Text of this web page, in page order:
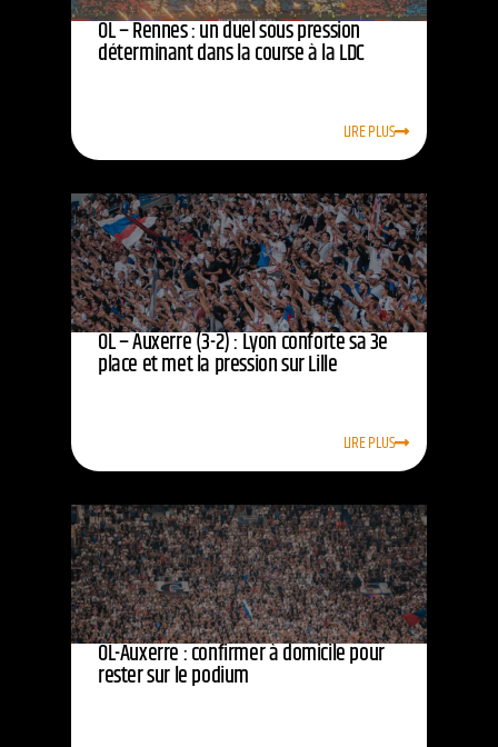
OL – Rennes : un duel sous pression
déterminant dans la course à la LDC
LIRE PLUS
OL – Auxerre (3-2) : Lyon conforte sa 3e
place et met la pression sur Lille
LIRE PLUS
OL-Auxerre : confirmer à domicile pour
rester sur le podium